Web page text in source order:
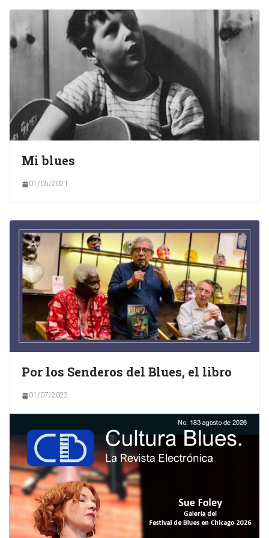
Mi blues
01/05/2021
Por los Senderos del Blues, el libro
01/07/2022